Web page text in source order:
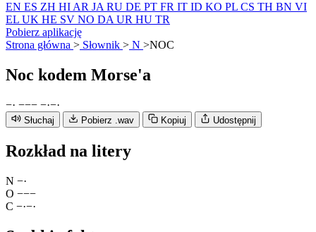
EN ES ZH HI AR JA RU DE PT FR IT ID KO PL CS TH BN VI
EL UK HE SV NO DA UR HU TR
Pobierz aplikację
Strona główna > Słownik > N >NOC
Noc kodem Morse'a
−· −−− −·−·
Słuchaj Pobierz .wav Kopiuj Udostępnij
Rozkład na litery
N −·
O −−−
C −·−·